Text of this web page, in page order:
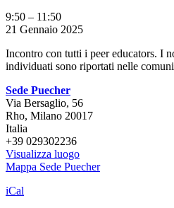
9:50 – 11:50
21 Gennaio 2025
Incontro con tutti i peer educators. I
individuati sono riportati nelle
Sede Puecher
Via Bersaglio, 56
Rho, Milano 20017
Italia
+39 029302236
Visualizza luogo
Mappa Sede Puecher
iCal